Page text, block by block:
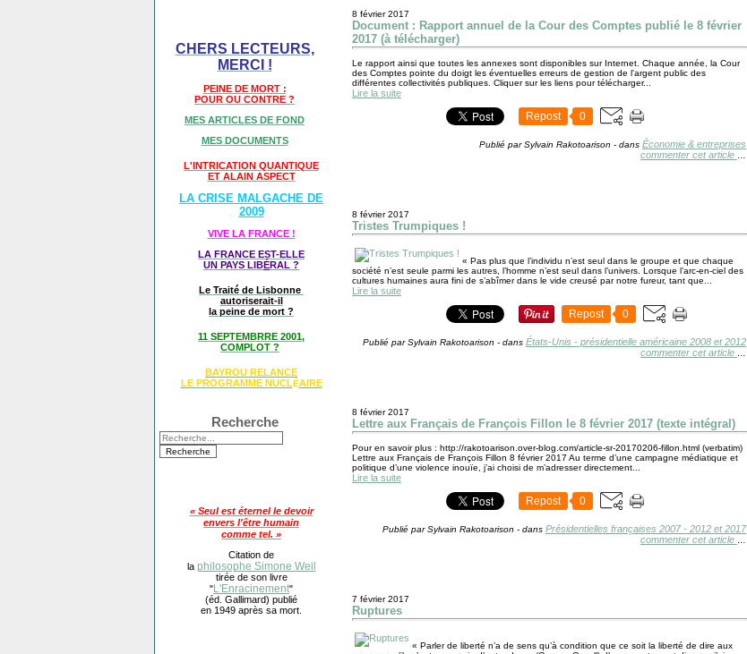
CHERS LECTEURS,
MERCI !
PEINE DE MORT :
POUR OU CONTRE ?
MES ARTICLES DE FOND
MES DOCUMENTS
L'INTRICATION QUANTIQUE
ET ALAIN ASPECT
LA CRISE MALGACHE DE
2009
VIVE LA FRANCE !
LA FRANCE EST-ELLE
UN PAYS LIBÉRAL ?
Le Traité de Lisbonne
autoriserait-il
la peine de mort ?
11 SEPTEMBRRE 2001,
COMPLOT ?
BAYROU RELANCE
LE PROGRAMME NUCLÉAIRE
Recherche
« Seul est éternel le devoir
envers l'être humain
comme tel. »
Citation de
la philosophe Simone Weil
tirée de son livre
"L'Enracinement"
(éd. Gallimard) publié
en 1949 après sa mort.
8 février 2017
Document : Rapport annuel de la Cour des Comptes publié le 8 février
2017 (à télécharger)
Le rapport ainsi que toutes les annexes sont disponibles sur Internet. Chaque année, la Cour
des Comptes pointe du doigt les éventuelles erreurs de gestion de l'argent public des
différentes collectivités publiques. Cliquer sur les liens pour télécharger...
Lire la suite
Repost 0
Publié par Sylvain Rakotoarison - dans Économie & entreprises
commenter cet article
8 février 2017
Tristes Trumpiques !
« Pas plus que l’individu n’est seul dans le groupe et que chaque
société n’est seule parmi les autres, l’homme n’est seul dans l’univers. Lorsque l’arc-en-ciel des
cultures humaines aura fini de s’abîmer dans le vide creusé par notre fureur, tant que...
Lire la suite
Repost 0
Publié par Sylvain Rakotoarison - dans États-Unis - présidentielle américaine 2008 et 2012
commenter cet article
8 février 2017
Lettre aux Français de François Fillon le 8 février 2017 (texte intégral)
Pour en savoir plus : http://rakotoarison.over-blog.com/article-sr-20170206-fillon.html (verbatim)
Lettre aux Français de François Fillon 8 février 2017 Au terme d’une campagne médiatique et
politique d’une violence inouïe, j’ai choisi de m’adresser directement...
Lire la suite
Repost 0
Publié par Sylvain Rakotoarison - dans Présidentielles françaises 2007 - 2012 et 2017
commenter cet article
7 février 2017
Ruptures
« Parler de liberté n’a de sens qu’à condition que ce soit la liberté de dire aux